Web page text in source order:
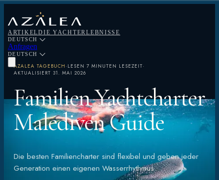
ARTIKEL DIE YACHT ERLEBNISSE
DEUTSCH
Anfragen
DEUTSCH
AZALEA TAGEBUCH · LESEN 7 MINUTEN LESEZEIT·
AKTUALISIERT 31. MAI 2026
Familien Yachtcharter
Malediven Guide
Die besten Familiencharter sind flexibel und geben jeder
Generation einen eigenen Wasserrhythmus.